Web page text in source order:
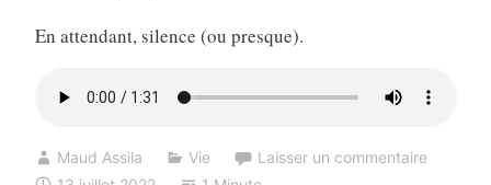
En attendant, silence (ou presque).
Maud Assila Vie
Laisser un commentaire